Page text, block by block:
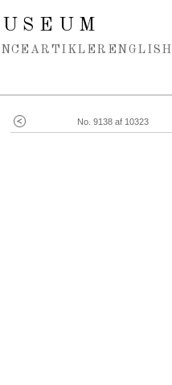
ENGLISH
No. 9138 af 10323